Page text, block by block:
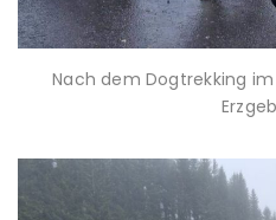
Nach dem Dogtrekking